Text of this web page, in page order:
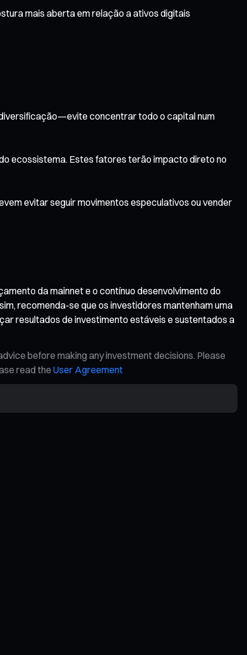
mais aberta em relação a ativos digitais
concentrar todo o capital num
ecossistema. Estes fatores terão impacto direto no
evitar seguir movimentos especulativos ou vender
da mainnet e o contínuo desenvolvimento do
recomenda-se que os investidores mantenham uma
resultados de investimento estáveis e sustentados a
before making any investment decisions. Please
read the User Agreement